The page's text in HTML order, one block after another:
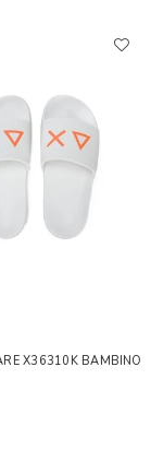
X36310K BAMBINO